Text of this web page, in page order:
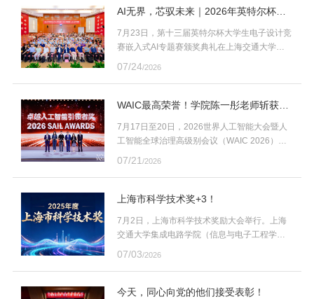
AI无界，芯驭未来｜2026年英特尔杯嵌
入式AI专题赛颁奖典礼在上海交大圆满
落幕
7月23日，第十三届英特尔杯大学生电子设计竞
赛嵌入式AI专题赛颁奖典礼在上海交通大学闵
行校区微电子大楼报告厅圆满举行。本届赛事
（中国）有限公司协办，上海交通大学作为秘
评审、成果展示及颁奖典礼等系列活动同步顺
利收官。
07/24/2026
WAIC最高荣誉！学院陈一彤老师斩获世
界人工智能大会SAIL奖
7月17日至20日，2026世界人工智能大会暨人
工智能全球治理高级别会议（WAIC 2026）在
上海举行。17日，作为WAIC的最高荣誉，被誉
式揭晓。上海交通大学集成电路学院（信息与
光生成式AI芯片LightGen获得领域高度认可，
获2026世界人工智能大会最高奖——SAIL奖。
07/21/2026
上海市科学技术奖+3！
7月2日，上海市科学技术奖励大会举行。上海
交通大学集成电路学院（信息与电子工程学
目荣获科技进步奖一等奖，“基于高维空间非线
07/03/2026
今天，同心向党的他们接受表彰！